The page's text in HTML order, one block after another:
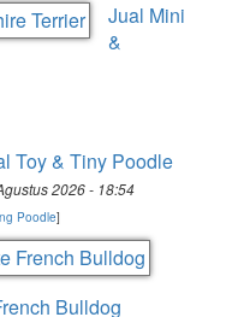
Jual Mini
&
Toy & Tiny Poodle
2026 - 18:54
Poodle]
Bulldog